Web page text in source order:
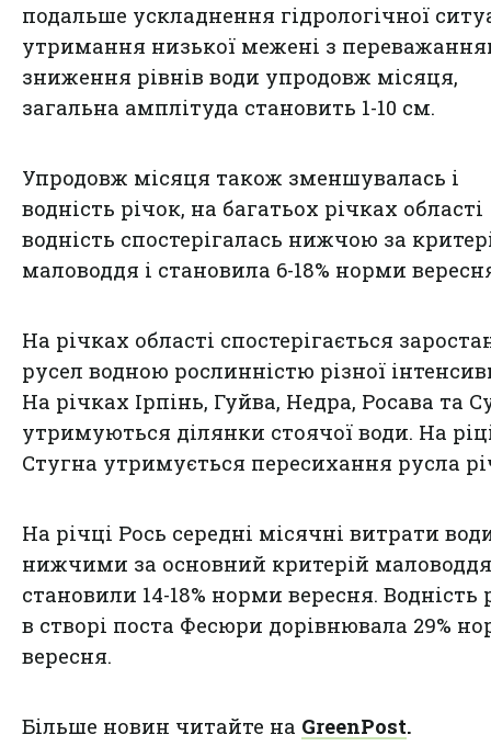
подальше ускладнення гідрологічної
утримання низької межені з
зниження рівнів води упродовж місяця,
загальна амплітуда становить 1-10 см.
Упродовж місяця також зменшувалась і
водність річок, на багатьох річках області
водність спостерігалась нижчою за
маловоддя і становила 6-18% норми
На річках області спостерігається
русел водною рослинністю різної
На річках Ірпінь, Гуйва, Недра, Росава та
утримуються ділянки стоячої води. На
Стугна утримується пересихання русла
На річці Рось середні місячні витрати
нижчими за основний критерій
становили 14-18% норми вересня. Водність
в створі поста Фесюри дорівнювала 29%
вересня.
Більше новин читайте на GreenPost.